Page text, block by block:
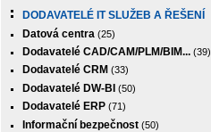
DODAVATELÉ IT SLUŽEB A ŘEŠENÍ
Datová centra (25)
Dodavatelé CAD/CAM/PLM/BIM... (39)
Dodavatelé CRM (33)
Dodavatelé DW-BI (50)
Dodavatelé ERP (71)
Informační bezpečnost (50)